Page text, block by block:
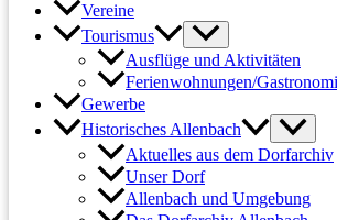
Vereine
Tourismus
Ausflüge und Aktivitäten
Ferienwohnungen/
Gewerbe
Historisches Allenbach
Aktuelles aus dem Dorfarchiv
Unser Dorf
Allenbach und Umgebung